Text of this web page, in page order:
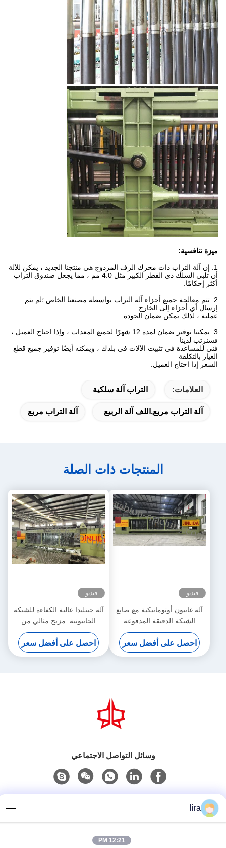
ميزة تنافسية:
يمكن للآلة
أن تلبي السلك ذي القطر الكبير مثل 4.0 مم ، مما يجعل صندوق التراب
أكثر إحكامًا.
2. تتم معالجة جميع أجزاء آلة التراب بواسطة مصنعنا الخاص ؛لم يتم
إرسال أي أجزاء إلى الخارج
عملية ، لذلك يمكن ضمان الجودة.
3. يمكننا توفير ضمان لمدة 12 شهرًا لجميع المعدات ، وإذا احتاج العميل ،
فسنرتب لدينا
فني للمساعدة في تثبيت الآلات في بلدك ، ويمكنه أيضًا توفير جميع قطع
الغيار بالتكلفة
السعر إذا احتاج العميل.
العلامات: التراب آلة سلكية
آلة التراب مربع,اللف آلة الربيع آلة التراب مربع
المنتجات ذات الصلة
فيديو
آلة غابيون أوتوماتيكية مع صانع
الشبكة الدقيقة المدفوعة
بالسيرو 5.3m عرض أقصى
احصل على أفضل سعر
فيديو
آلة جينليدا عالية الكفاءة للشبكة
الجابيونية: مزيج مثالي من
الإنتاج السريع والنسيج الدقيق
لزيادة الإنتاجية
احصل على أفضل سعر
وسائل التواصل الاجتماعي
lira
12:21 PM